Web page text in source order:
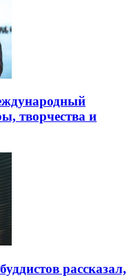
творчества и
рассказал,